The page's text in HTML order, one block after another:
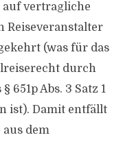
vertragliche
Reiseveranstalter
(was für das
durch
651p Abs. 3 Satz 1
ist). Damit entfällt
dem